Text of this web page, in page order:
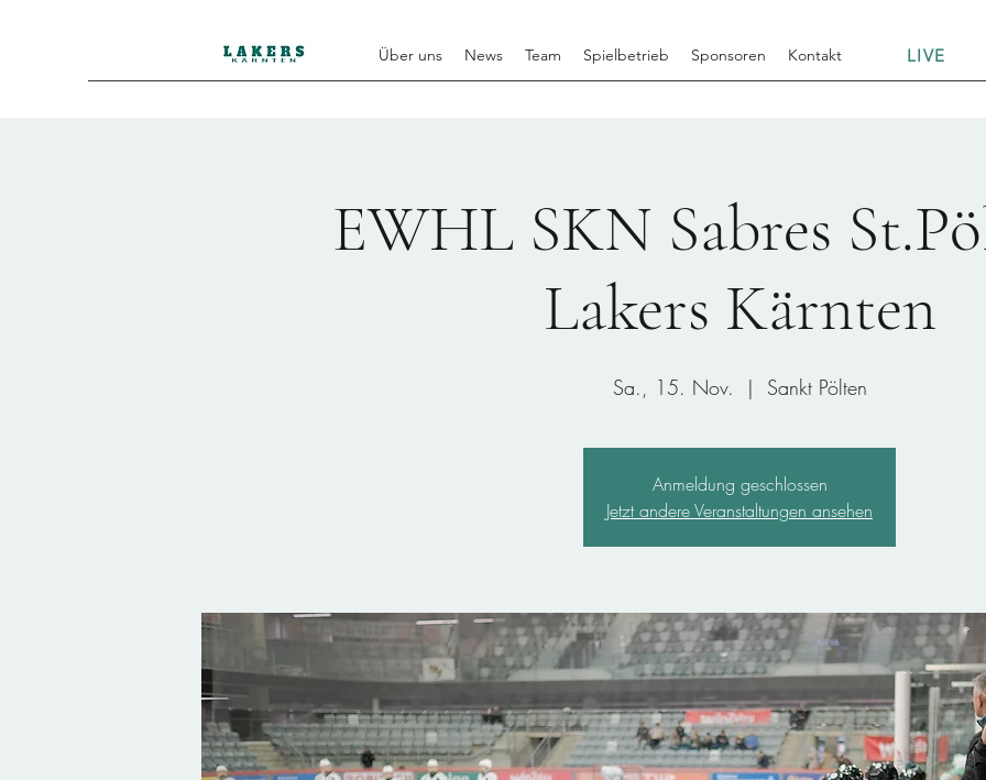
Über uns News Team Spielbetrieb Sponsoren Kontakt LIVE
EWHL SKN Sabres
Lakers Kärnten
Sa., 15. Nov.
  |
Sankt Pölten
Anmeldung geschlossen
Jetzt andere Veranstaltungen ansehen